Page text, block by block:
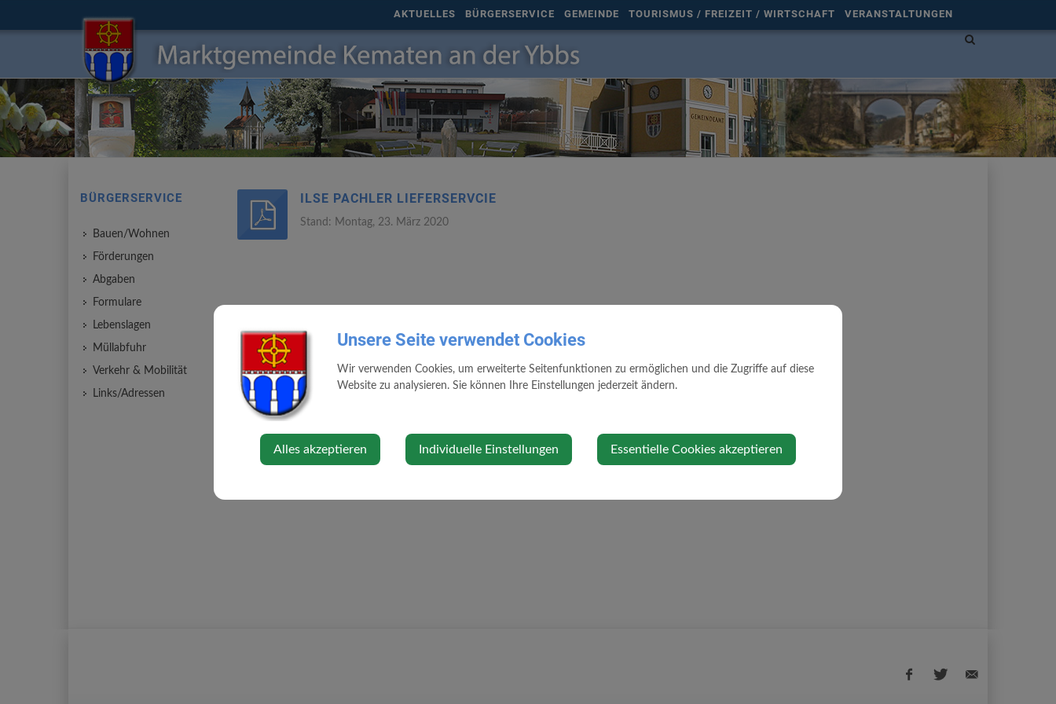
Site
AKTUELLES BÜRGERSERVICE GEMEINDE TOURISMUS / FREIZEIT / WIRTSCHAFT VERANSTALTUNGEN
ILSE PACHLER LIEFERSERVCIE
Stand: Montag, 23. März 2020
BÜRGERSERVICE
Bauen/Wohnen
Förderungen
Abgaben
Formulare
Lebenslagen
Müllabfuhr
Verkehr & Mobilität
Links/Adressen
Unsere Seite verwendet Cookies
Wir verwenden Cookies, um erweiterte Seitenfunktionen zu ermöglichen und die Zugriffe auf diese
Website zu analysieren. Sie können Ihre Einstellungen jederzeit ändern.
Alles akzeptieren Individuelle Einstellungen Essentielle Cookies akzeptieren